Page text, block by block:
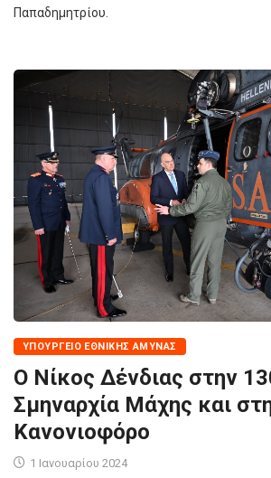
Παπαδημητρίου.
ΥΠΟΥΡΓΕΊΟ ΕΘΝΙΚΉΣ ΆΜΥΝΑΣ
Ο Νίκος Δένδιας στην
Σμηναρχία Μάχης και
Κανονιοφόρο
1 Ιανουαρίου 2024